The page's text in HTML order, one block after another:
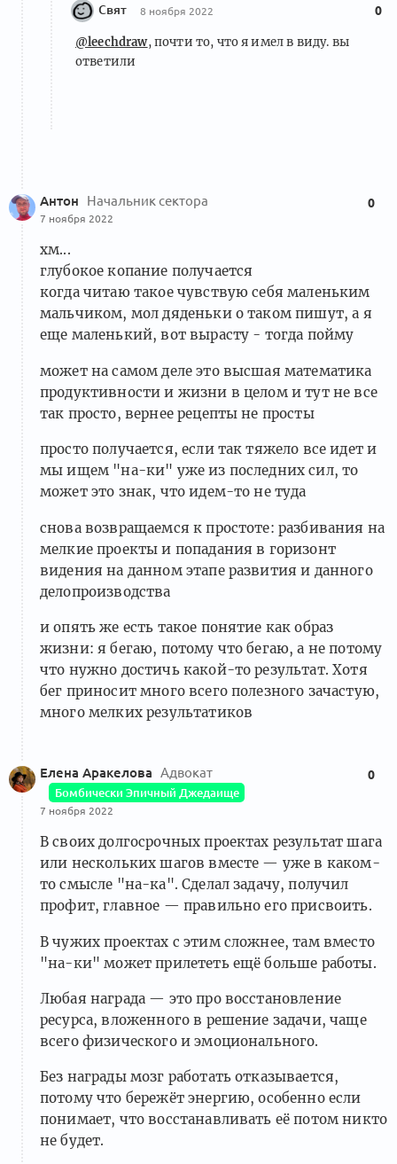
Свят 8 ноября 2022 0
@leechdraw, почти то, что я имел в виду. вы
ответили
Антон Начальник сектора
7 ноября 2022
0
хм...
глубокое копание получается
когда читаю такое чувствую себя маленьким
мальчиком, мол дяденьки о таком пишут, а я
еще маленький, вот вырасту - тогда пойму
может на самом деле это высшая математика
продуктивности и жизни в целом и тут не все
так просто, вернее рецепты не просты
просто получается, если так тяжело все идет и
мы ищем "на-ки" уже из последних сил, то
может это знак, что идем-то не туда
снова возвращаемся к простоте: разбивания на
мелкие проекты и попадания в горизонт
видения на данном этапе развития и данного
делопроизводства
и опять же есть такое понятие как образ
жизни: я бегаю, потому что бегаю, а не потому
что нужно достичь какой-то результат. Хотя
бег приносит много всего полезного зачастую,
много мелких результатиков
Елена Аракелова Адвокат
Бомбически Эпичный Джедаище
7 ноября 2022
0
В своих долгосрочных проектах результат шага
или нескольких шагов вместе — уже в каком-
то смысле "на-ка". Сделал задачу, получил
профит, главное — правильно его присвоить.
В чужих проектах с этим сложнее, там вместо
"на-ки" может прилететь ещё больше работы.
Любая награда — это про восстановление
ресурса, вложенного в решение задачи, чаще
всего физического и эмоционального.
Без награды мозг работать отказывается,
потому что бережёт энергию, особенно если
понимает, что восстанавливать её потом никто
не будет.